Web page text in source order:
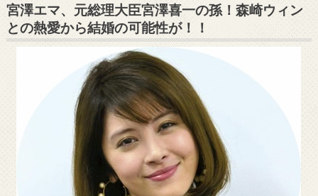
宮澤エマ、元総理大臣宮澤喜一の孫！森崎ウィン
との熱愛から結婚の可能性が！！